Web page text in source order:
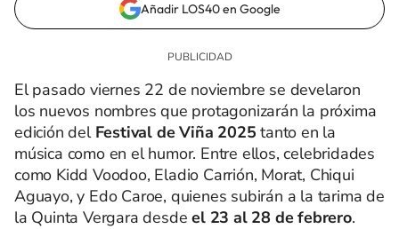
Añadir LOS40 en Google
El pasado viernes 22 de noviembre se develaron
los nuevos nombres que protagonizarán la próxima
edición del Festival de Viña 2025tanto en la
música como en el humor. Entre ellos, celebridades
como Kidd Voodoo, Eladio Carrión, Morat, Chiqui
Aguayo, y Edo Caroe, quienes subirán a la tarima de
la Quinta Vergara desde el 23 al 28 de febrero.